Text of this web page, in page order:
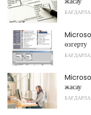
өзгерту
жасау